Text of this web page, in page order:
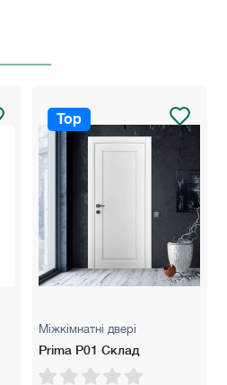
Top
Міжкімнатні двері
Prima P01 Склад